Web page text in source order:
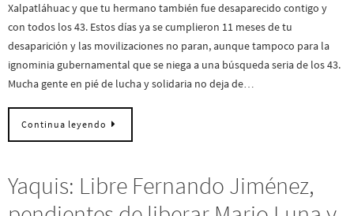
Xalpatláhuac y que tu hermano también fue desaparecido contigo y
con todos los 43. Estos días ya se cumplieron 11 meses de tu
desaparición y las movilizaciones no paran, aunque tampoco para la
ignominia gubernamental que se niega a una búsqueda seria de los 43.
Mucha gente en pié de lucha y solidaria no deja de…
Continua leyendo
Yaquis: Libre Fernando Jiménez,